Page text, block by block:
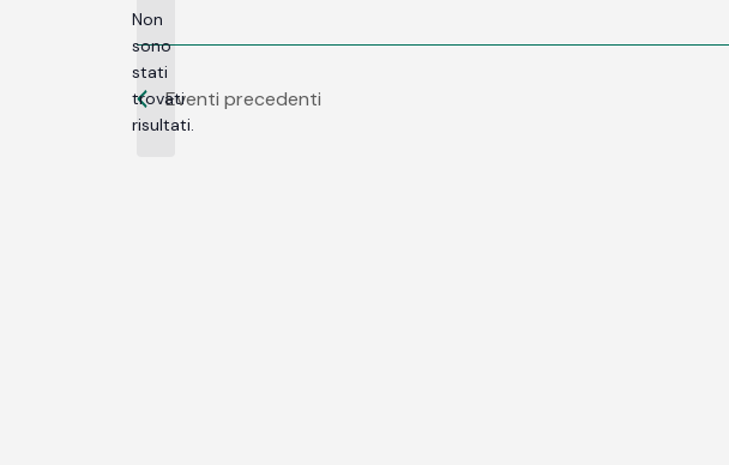
Notice
Non
sono
stati
trovati
risultati.
Eventi precedenti